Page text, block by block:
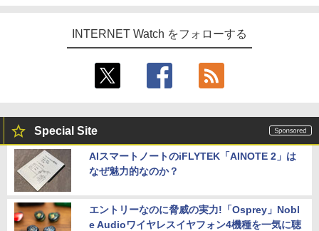
INTERNET Watch をフォローする
Special Site
AIスマートノートのiFLYTEK「AINOTE 2」は
なぜ魅力的なのか？
エントリーなのに脅威の実力!「Osprey」Nobl
e Audioワイヤレスイヤフォン4機種を一気に聴